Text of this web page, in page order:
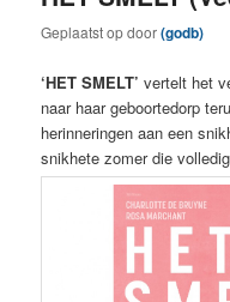
Geplaatst opdoor(godb)
‘HET SMELT’ vertelt het
naar haar geboortedorp
herinneringen aan een
snikhete zomer die